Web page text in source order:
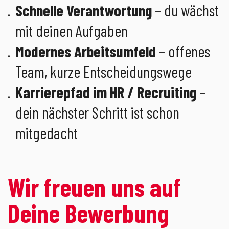
Schnelle Verantwortung– du wächst
mit deinen Aufgaben
Modernes Arbeitsumfeld – offenes
Team, kurze Entscheidungswege
Karrierepfad im HR / Recruiting–
dein nächster Schritt ist schon
mitgedacht
Wir freuen uns auf
Deine Bewerbung